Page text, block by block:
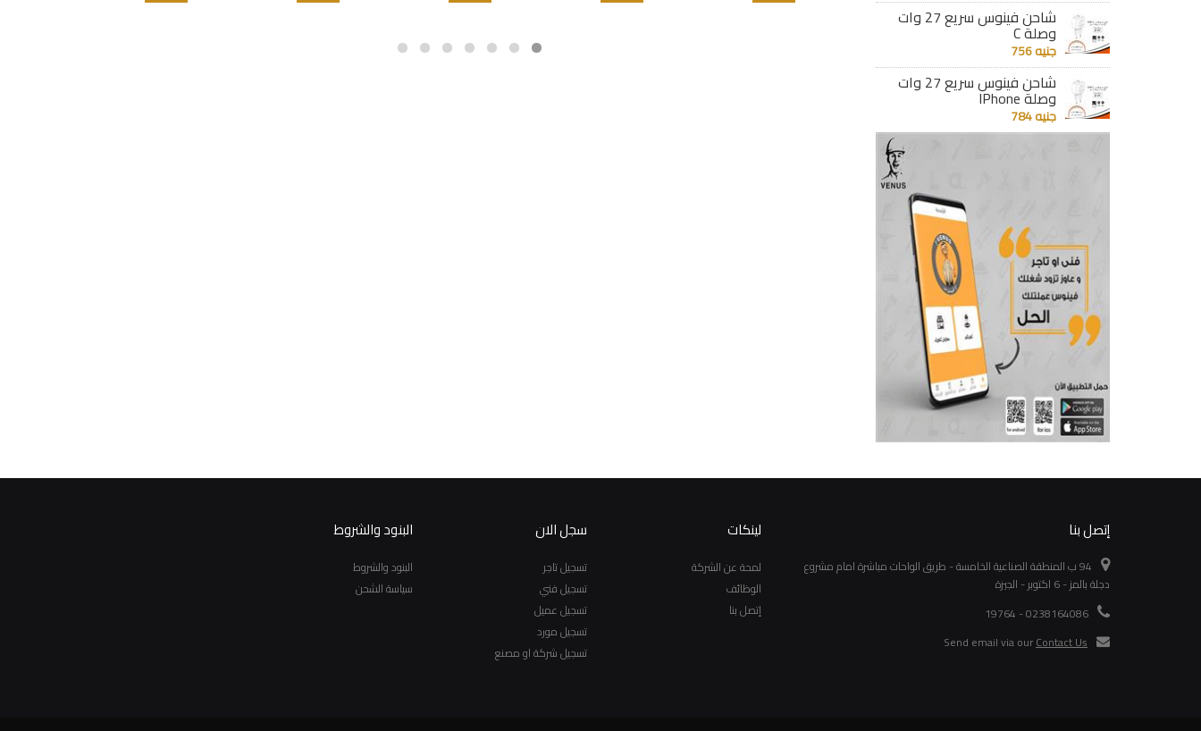
شاحن فينوس سريع 27 وات
وصلة C
جنيه 756
شاحن فينوس سريع 27 وات
وصلة IPhone
جنيه 784
إتصل بنا
94 ب المنطقة الصناعية الخامسة - طريق الواحات مباشرة امام مشروع
دجلة بالمز - 6 اكتوبر - الجيزة
0238164086 - 19764
Send email via ourContact Us
لينكات
لمحة عن الشركة
الوظائف
إتصل بنا
سجل الان
تسجيل تاجر
تسجيل فني
تسجيل عميل
تسجيل مورد
تسجيل شركة او مصنع
البنود والشروط
البنود والشروط
سياسة الشحن